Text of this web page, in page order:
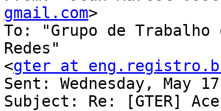
gmail.com>
To: "Grupo de Trabalho
Redes"
<gter at
Sent: Wednesday, May
Subject: Re: [GTER]